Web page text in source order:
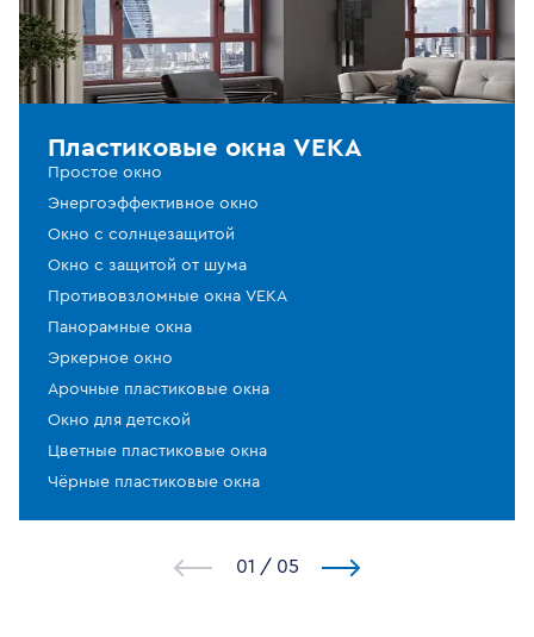
Пластиковые окна VEKA
Простое окно
Энергоэффективное окно
Окно с солнцезащитой
Окно с защитой от шума
Противовзломные окна VEKA
Панорамные окна
Эркерное окно
Арочные пластиковые окна
Окно для детской
Цветные пластиковые окна
Чёрные пластиковые окна
1 / 5